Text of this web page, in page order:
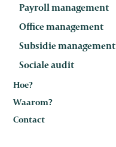
Payroll management
Office management
Subsidie management
Sociale audit
Hoe?
Waarom?
Contact